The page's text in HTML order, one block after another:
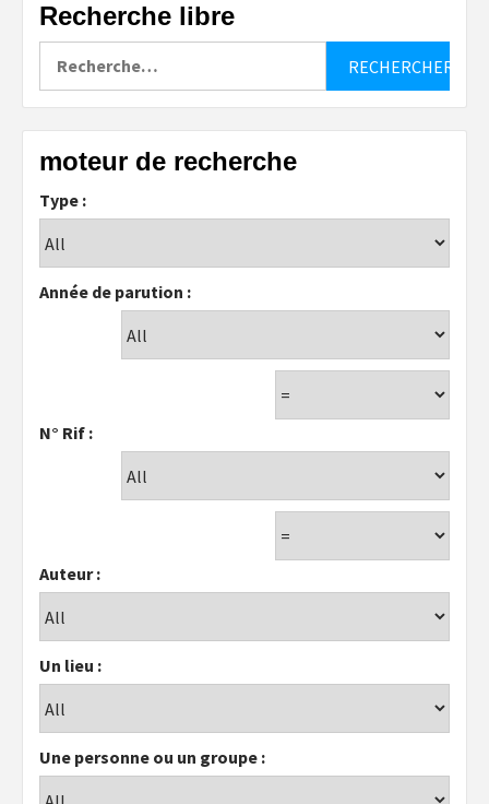
Recherche libre
moteur de recherche
Type :
Année de parution :
N° Rif :
Auteur :
Un lieu :
Une personne ou un groupe :